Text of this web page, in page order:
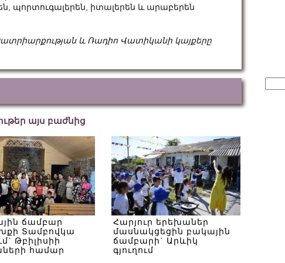
պորտուգալերեն, իտալերեն և արաբերեն
Պատրիարքության և Ռադիո Վատիկանի կայքերը
այս բաժնից
ճամբար
Տամբովկա
Թբիլիսիի
համար
Հարյուր երեխաներ
մասնակցեցին բակային
ճամբարի` Արևիկ
գյուղում
for: